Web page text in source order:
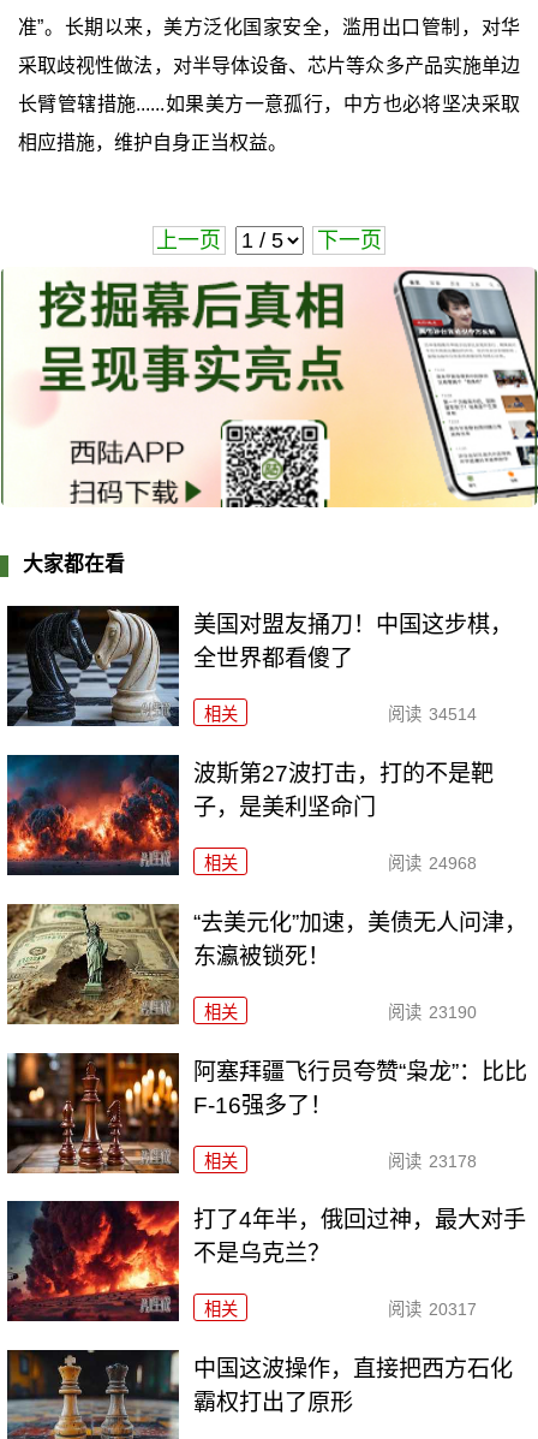
准”。长期以来，美方泛化国家安全，滥用出口管制，对华
采取歧视性做法，对半导体设备、芯片等众多产品实施单边
长臂管辖措施......如果美方一意孤行，中方也必将坚决采取
相应措施，维护自身正当权益。
上一页 下一页
大家都在看
美国对盟友捅刀！中国这步棋，
全世界都看傻了
相关 阅读 34514
波斯第27波打击，打的不是靶
子，是美利坚命门
相关 阅读 24968
“去美元化”加速，美债无人问津，
东瀛被锁死！
相关 阅读 23190
阿塞拜疆飞行员夸赞“枭龙”：比比
F-16强多了！
相关 阅读 23178
打了4年半，俄回过神，最大对手
不是乌克兰？
相关 阅读 20317
中国这波操作，直接把西方石化
霸权打出了原形